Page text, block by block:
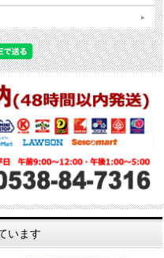
います